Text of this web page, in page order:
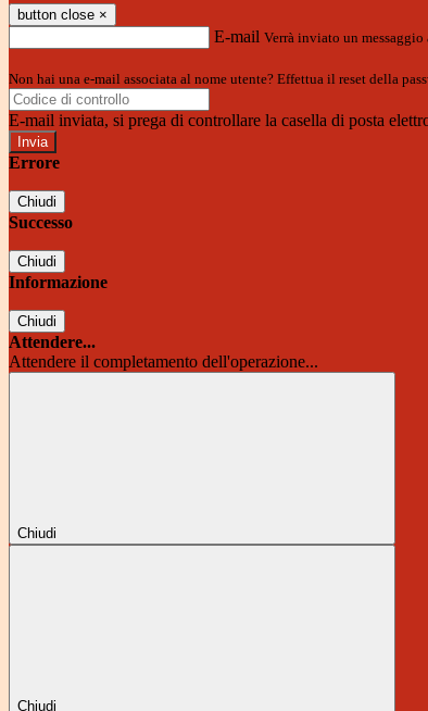
button close ×
E-mail Verrà inviato un
Non hai una e-mail associata al nome utente? Effettua il reset della
E-mail inviata, si prega di controllare la casella di posta
Errore
Chiudi
Successo
Chiudi
Informazione
Chiudi
Attendere...
Attendere il completamento dell'operazione...
Chiudi
Chiudi